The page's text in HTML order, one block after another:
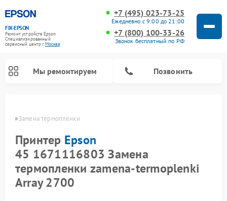
FIX-EPSON
Ремонт устройств Epson
Специализированный
cервисный центр г.Москва
+7 (495) 023-73-25
Ежедневно с 9:00 до 21:00
+7 (800) 100-33-26
Звонок бесплатный по РФ
Мы ремонтируем Позвонить
Замена термопленки
Принтер Epson
45 1671116803 Замена
термопленки zamena-termoplenki
Array 2700